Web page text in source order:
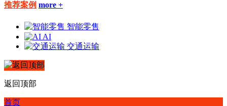
推荐案例 more +
智能零售
AI
交通运输
返回顶部
首页